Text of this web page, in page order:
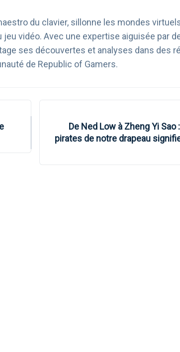
du clavier, sillonne les mondes
vidéo. Avec une expertise aiguisée par
ses découvertes et analyses dans des
de Republic of Gamers.
De Ned Low à Zheng Yi Sao
pirates de notre drapeau